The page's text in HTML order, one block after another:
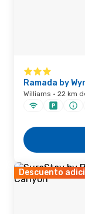
Ramada by
Williams · 22 km
Descuento